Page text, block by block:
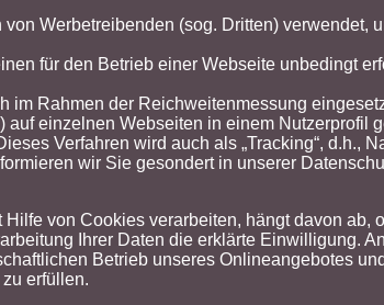
Werbetreibenden (sog. Dritten) verwendet,
für den Betrieb einer Webseite unbedingt
im Rahmen der Reichweitenmessung
einzelnen Webseiten in einem Nutzerprofil
Verfahren wird auch als „Tracking“, d.h.,
wir Sie gesondert in unserer
von Cookies verarbeiten, hängt davon ab,
Ihrer Daten die erklärte Einwilligung.
Betrieb unseres Onlineangebotes
erfüllen.